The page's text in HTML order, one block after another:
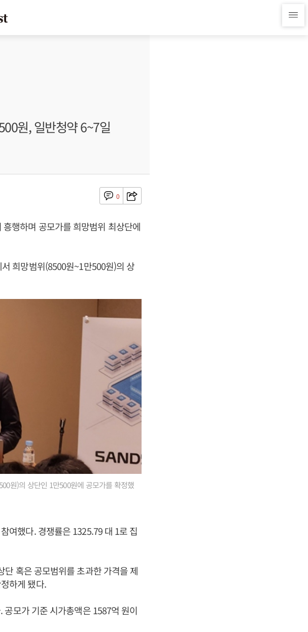
원, 일반청약 6~7일
0
행하며 공모가를 희망범위 최상단에
희망범위(8500원~1만500원)의 상
원)의 상단인 1만500원에 공모가를 확정했
여했다. 경쟁률은 1325.79 대 1로 집
혹은 공모범위를 초과한 가격을 제
하게 됐다.
모가 기준 시가총액은 1587억 원이